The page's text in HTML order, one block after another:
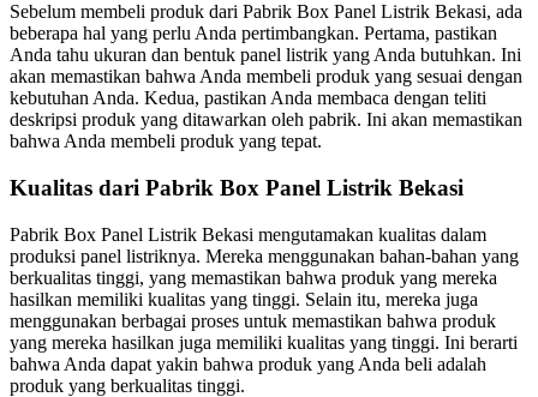
Sebelum membeli produk dari Pabrik Box Panel Listrik Bekasi, ada
beberapa hal yang perlu Anda pertimbangkan. Pertama, pastikan
Anda tahu ukuran dan bentuk panel listrik yang Anda butuhkan. Ini
akan memastikan bahwa Anda membeli produk yang sesuai dengan
kebutuhan Anda. Kedua, pastikan Anda membaca dengan teliti
deskripsi produk yang ditawarkan oleh pabrik. Ini akan memastikan
bahwa Anda membeli produk yang tepat.
Kualitas dari Pabrik Box Panel Listrik Bekasi
Pabrik Box Panel Listrik Bekasi mengutamakan kualitas dalam
produksi panel listriknya. Mereka menggunakan bahan-bahan yang
berkualitas tinggi, yang memastikan bahwa produk yang mereka
hasilkan memiliki kualitas yang tinggi. Selain itu, mereka juga
menggunakan berbagai proses untuk memastikan bahwa produk
yang mereka hasilkan juga memiliki kualitas yang tinggi. Ini berarti
bahwa Anda dapat yakin bahwa produk yang Anda beli adalah
produk yang berkualitas tinggi.